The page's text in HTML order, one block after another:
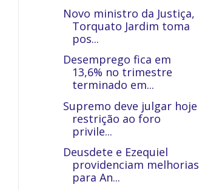
Novo ministro da Justiça,
Torquato Jardim toma
pos...
Desemprego fica em
13,6% no trimestre
terminado em...
Supremo deve julgar hoje
restrição ao foro
privile...
Deusdete e Ezequiel
providenciam melhorias
para An...